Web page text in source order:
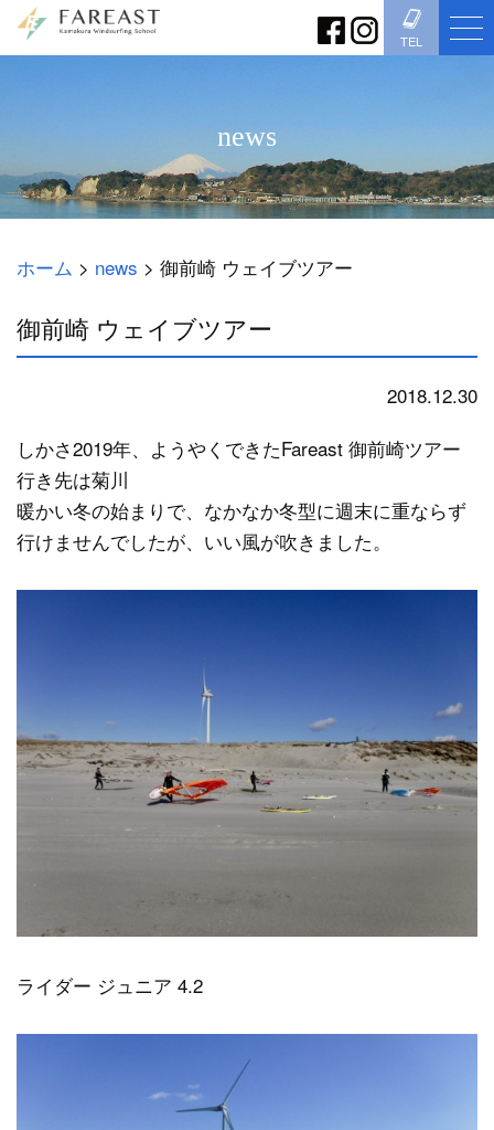
TEL
news
ホーム > news > 御前崎 ウェイブツアー
御前崎 ウェイブツアー
2018.12.30
しかさ2019年、ようやくできたFareast 御前崎ツアー
行き先は菊川
暖かい冬の始まりで、なかなか冬型に週末に重ならず
行けませんでしたが、いい風が吹きました。
ライダー ジュニア 4.2